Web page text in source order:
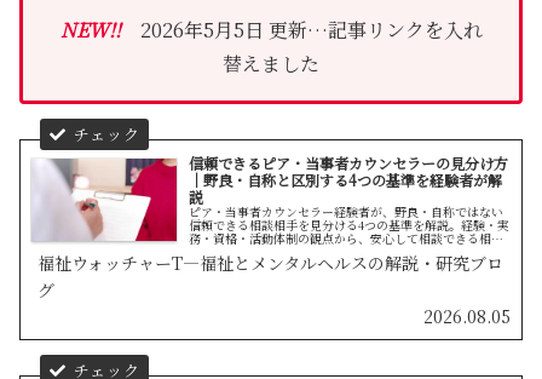
NEW!!2026年5月5日 更新…記事リンクを入れ
替えました
信頼できるピア・当事者カウンセラーの見分け方
｜野良・自称と区別する4つの基準を経験者が解
説
ピア・当事者カウンセラー経験者が、野良・自称ではない
信頼できる相談相手を見分ける4つの基準を解説。経験・実
務・資格・活動体制の観点から、安心して相談できる相手
を選ぶための判断材料をまとめました。
福祉ウォッチャーT—福祉とメンタルヘルスの解説・研究ブロ
グ
2026.08.05